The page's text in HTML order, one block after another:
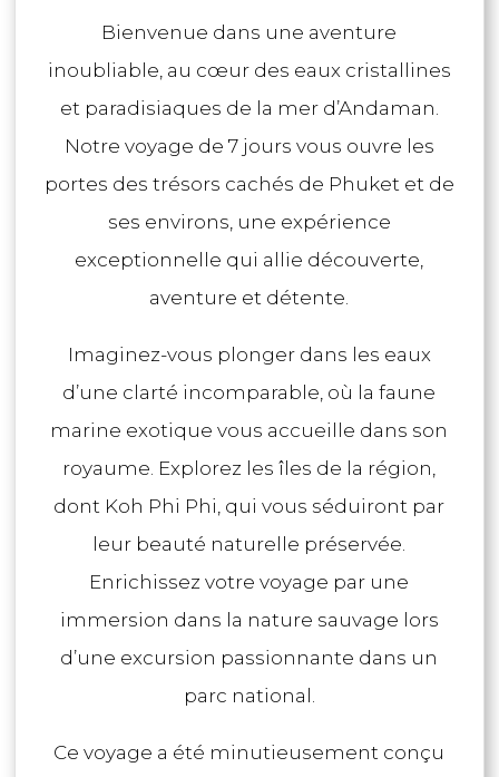
Bienvenue dans une aventure
inoubliable, au cœur des eaux cristallines
et paradisiaques de la mer d’Andaman.
Notre voyage de 7 jours vous ouvre les
portes des trésors cachés de Phuket et de
ses environs, une expérience
exceptionnelle qui allie découverte,
aventure et détente.
Imaginez-vous plonger dans les eaux
d’une clarté incomparable, où la faune
marine exotique vous accueille dans son
royaume. Explorez les îles de la région,
dont Koh Phi Phi, qui vous séduiront par
leur beauté naturelle préservée.
Enrichissez votre voyage par une
immersion dans la nature sauvage lors
d’une excursion passionnante dans un
parc national.
Ce voyage a été minutieusement conçu